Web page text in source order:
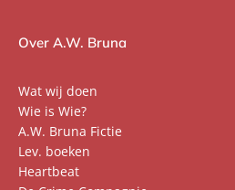
Over A.W. Bruna
Wat wij doen
Wie is Wie?
A.W. Bruna Fictie
Lev. boeken
Heartbeat